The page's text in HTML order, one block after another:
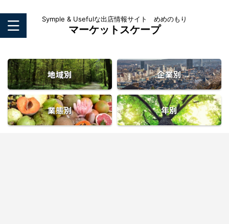
Symple & Usefulな出店情報サイト めめのもり
マーケットスケープ
地域別 企業別
業態別 年別